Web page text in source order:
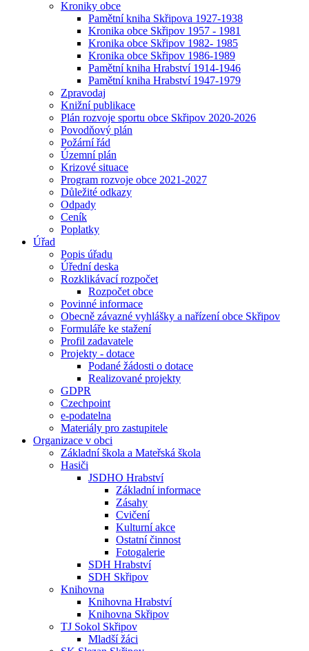
Kroniky obce
Pamětní kniha Skřipova 1927-1938
Kronika obce Skřipov 1957 - 1981
Kronika obce Skřipov 1982- 1985
Kronika obce Skřipov 1986-1989
Pamětní kniha Hrabství 1914-1946
Pamětní kniha Hrabství 1947-1979
Zpravodaj
Knižní publikace
Plán rozvoje sportu obce Skřipov 2020-2026
Povodňový plán
Požární řád
Územní plán
Krizové situace
Program rozvoje obce 2021-2027
Důležité odkazy
Odpady
Ceník
Poplatky
Úřad
Popis úřadu
Úřední deska
Rozklikávací rozpočet
Rozpočet obce
Povinné informace
Obecně závazné vyhlášky a nařízení obce Skřipov
Formuláře ke stažení
Profil zadavatele
Projekty - dotace
Podané žádosti o dotace
Realizované projekty
GDPR
Czechpoint
e-podatelna
Materiály pro zastupitele
Organizace v obci
Základní škola a Mateřská škola
Hasiči
JSDHO Hrabství
Základní informace
Zásahy
Cvičení
Kulturní akce
Ostatní činnost
Fotogalerie
SDH Hrabství
SDH Skřipov
Knihovna
Knihovna Hrabství
Knihovna Skřipov
TJ Sokol Skřipov
Mladší žáci